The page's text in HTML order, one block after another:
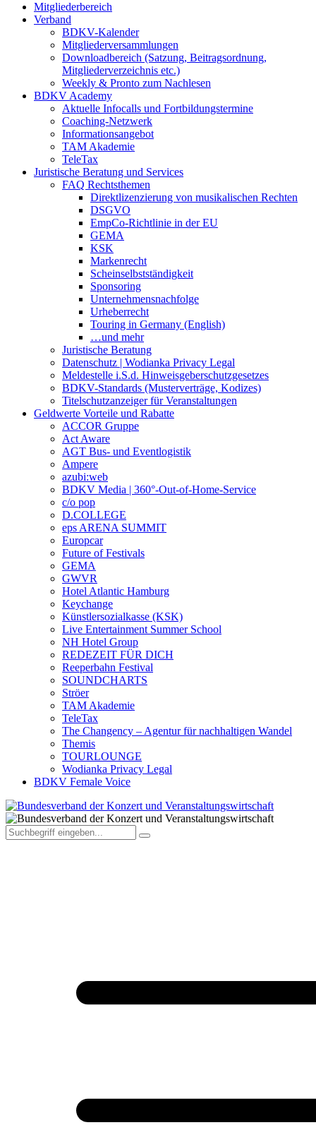
Mitgliederbereich
Verband
BDKV-Kalender
Mitgliederversammlungen
Downloadbereich (Satzung, Beitragsordnung,
Mitgliederverzeichnis etc.)
Weekly & Pronto zum Nachlesen
BDKV Academy
Aktuelle Infocalls und Fortbildungstermine
Coaching-Netzwerk
Informationsangebot
TAM Akademie
TeleTax
Juristische Beratung und Services
FAQ Rechtsthemen
Direktlizenzierung von musikalischen Rechten
DSGVO
EmpCo-Richtlinie in der EU
GEMA
KSK
Markenrecht
Scheinselbstständigkeit
Sponsoring
Unternehmensnachfolge
Urheberrecht
Touring in Germany (English)
…und mehr
Juristische Beratung
Datenschutz | Wodianka Privacy Legal
Meldestelle i.S.d. Hinweisgeberschutzgesetzes
BDKV-Standards (Musterverträge, Kodizes)
Titelschutzanzeiger für Veranstaltungen
Geldwerte Vorteile und Rabatte
ACCOR Gruppe
Act Aware
AGT Bus- und Eventlogistik
Ampere
azubi:web
BDKV Media | 360°-Out-of-Home-Service
c/o pop
D.COLLEGE
eps ARENA SUMMIT
Europcar
Future of Festivals
GEMA
GWVR
Hotel Atlantic Hamburg
Keychange
Künstlersozialkasse (KSK)
Live Entertainment Summer School
NH Hotel Group
REDEZEIT FÜR DICH
Reeperbahn Festival
SOUNDCHARTS
Ströer
TAM Akademie
TeleTax
The Changency – Agentur für nachhaltigen Wandel
Themis
TOURLOUNGE
Wodianka Privacy Legal
BDKV Female Voice